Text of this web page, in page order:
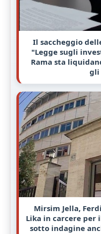
Il saccheggio
"Legge sugli
Rama sta
gli
Mirsim Jella,
Lika in carcere per
sotto indagine